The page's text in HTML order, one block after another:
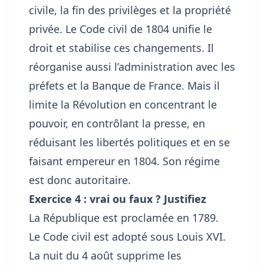
civile, la fin des privilèges et la propriété
privée. Le Code civil de 1804 unifie le
droit et stabilise ces changements. Il
réorganise aussi l’administration avec les
préfets et la Banque de France. Mais il
limite la Révolution en concentrant le
pouvoir, en contrôlant la presse, en
réduisant les libertés politiques et en se
faisant empereur en 1804. Son régime
est donc autoritaire.
Exercice 4 : vrai ou faux ? Justifiez
La République est proclamée en 1789.
Le Code civil est adopté sous Louis XVI.
La nuit du 4 août supprime les